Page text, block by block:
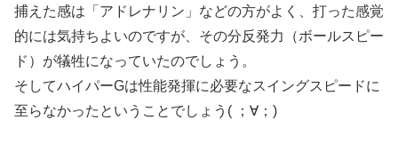
捕えた感は「アドレナリン」などの方がよく、打った感覚
的には気持ちよいのですが、その分反発力（ボールスピー
ド）が犠牲になっていたのでしょう。
そしてハイパーGは性能発揮に必要なスイングスピードに
至らなかったということでしょう( ；∀；)